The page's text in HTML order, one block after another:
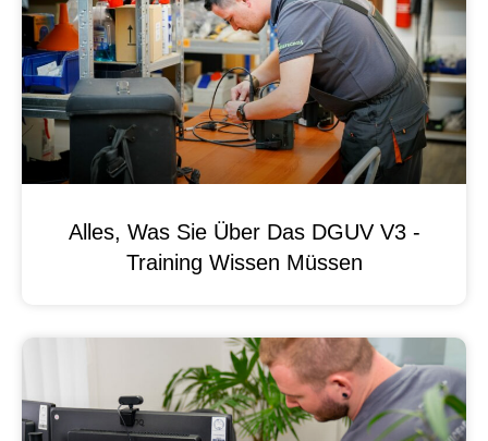
Alles, Was Sie Über Das DGUV V3 -
Training Wissen Müssen